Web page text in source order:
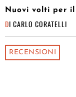
Nuovi volti per il
DI CARLO CORATELLI
RECENSIONI